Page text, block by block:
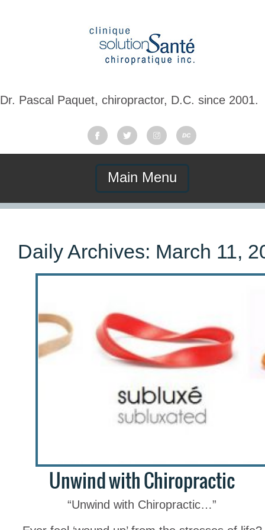
Dr. Pascal Paquet, chiropractor, D.C. since 2001.
Main Menu
Daily Archives: March 11,
Unwind with Chiropractic
“Unwind with Chiropractic…”